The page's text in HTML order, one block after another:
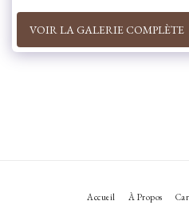
VOIR LA GALERIE COMPLÈTE
Accueil À Propos